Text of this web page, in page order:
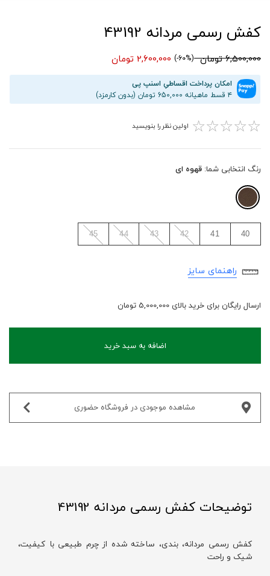
کفش رسمی مردانه 43192
6,500,000 تومان (60%-)
امکان پرداخت اقساطیِ اسنپ پی
۴ قسط ماهیانه 650,000 تومان (بدون کارمزد)
☆
☆
☆
☆
☆ اولین نظر را بنویسید
رنگ انتخابی شما: قهوه ای
40
41
42
43
44
45
راهنمای سایز
ارسال رایگان برای خرید بالای 5,000,000 تومان
اضافه به سبد خرید
مشاهده موجودی در فروشگاه حضوری‌
توضیحات کفش رسمی مردانه 43192
کفش رسمی مردانه، بندی، ساخته شده از چرم طبیعی با کیفیت،
شیک و راحت